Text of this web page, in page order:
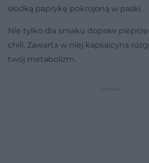
słodką paprykę pokrojoną w paski.
Nie tylko dla smaku dopraw
chili. Zawarta w niej kapsaicyna
twój metabolizm.